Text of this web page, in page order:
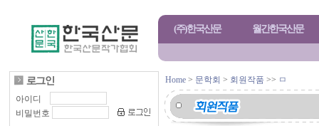
(주)한국산문 월간한국산문
아이디
비밀번호
Home > 문학회 > 회원작품 >> ㅁ